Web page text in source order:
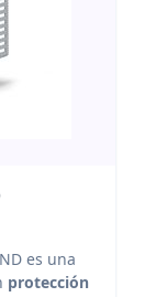
es una
protección